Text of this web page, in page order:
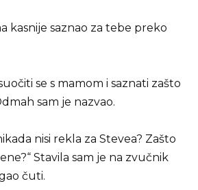
kasnije saznao za tebe preko
se s mamom i saznati zašto
sam je nazvao.
nisi rekla za Stevea? Zašto
Stavila sam je na zvučnik
čuti.